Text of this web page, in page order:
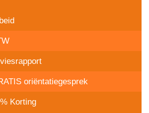
oriëntatiegesprek
Korting